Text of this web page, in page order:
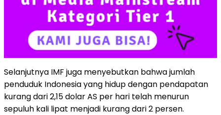
Selanjutnya IMF juga menyebutkan bahwa jumlah
penduduk Indonesia yang hidup dengan pendapatan
kurang dari 2,15 dolar AS per hari telah menurun
sepuluh kali lipat menjadi kurang dari 2 persen.